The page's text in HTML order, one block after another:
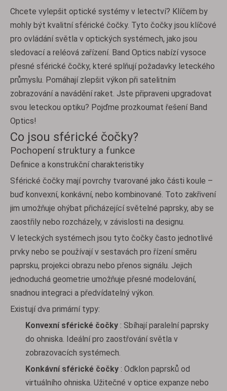
Chcete vylepšit optické systémy v letectví? Klíčem by
mohly být kvalitní sférické čočky. Tyto čočky jsou klíčové
pro ovládání světla v optických systémech, jako jsou
sledovací a reléová zařízení. Band Optics nabízí vysoce
přesné sférické čočky, které splňují požadavky leteckého
průmyslu. Pomáhají zlepšit výkon při satelitním
zobrazování a navádění raket. Jste připraveni upgradovat
svou leteckou optiku? Pojďme prozkoumat řešení Band
Optics!
Co jsou sférické čočky?
Pochopení struktury a funkce
Definice a konstrukční charakteristiky
Sférické čočky mají povrchy tvarované jako části koule –
buď konvexní, konkávní, nebo kombinované. Toto zakřivení
jim umožňuje ohýbat přicházející světelné paprsky, aby se
zaostřily nebo rozcházely, v závislosti na designu.
V leteckých systémech jsou tyto čočky často jednotlivé
prvky nebo se používají v sestavách pro řízení směru
paprsku, projekci obrazu nebo přenos signálu. Jejich
jednoduchá geometrie umožňuje přesné modelování,
snadnou integraci a předvídatelný výkon.
Existují dva primární typy:
Konvexní sférické čočky : Sbíhají paralelní paprsky
do ohniska. Ideální pro zaostřování světla v
zobrazovacích systémech.
Konkávní sférické čočky : Odklon paprsků od
virtuálního ohniska. Užitečné v optice expanze nebo